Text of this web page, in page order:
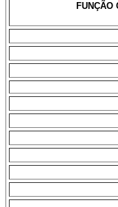
FUNÇÃO